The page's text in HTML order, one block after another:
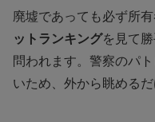
廃墟であっても必ず所有
ットランキングを見て
問われます。警察のパ
いため、外から眺める